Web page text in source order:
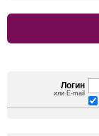
Логин
или E-mail